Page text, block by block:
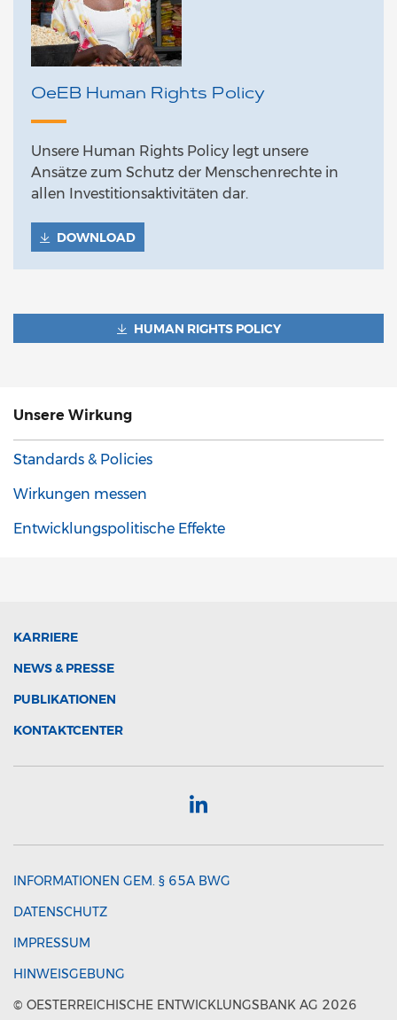
OeEB Human Rights Policy
Unsere Human Rights Policy legt unsere
Ansätze zum Schutz der Menschenrechte in
allen Investitionsaktivitäten dar.
DOWNLOAD
HUMAN RIGHTS POLICY
Unsere Wirkung
Standards & Policies
Wirkungen messen
Entwicklungspolitische Effekte
KARRIERE
NEWS & PRESSE
PUBLIKATIONEN
KONTAKTCENTER
INFORMATIONEN GEM. § 65A BWG
DATENSCHUTZ
IMPRESSUM
HINWEISGEBUNG
© OESTERREICHISCHE ENTWICKLUNGSBANK AG 2026